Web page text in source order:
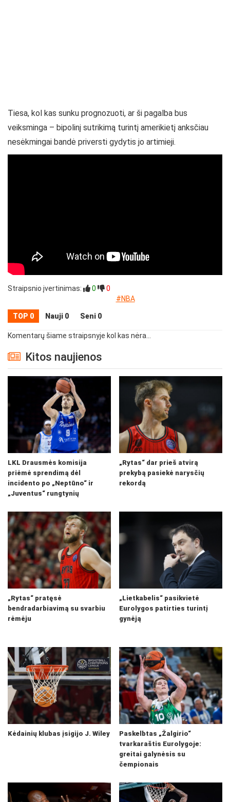
Tiesa, kol kas sunku prognozuoti, ar ši pagalba bus
veiksminga – bipolinį sutrikimą turintį amerikietį anksčiau
nesėkmingai bandė priversti gydytis jo artimieji.
Straipsnio įvertinimas: 0
0
#NBA
TOP 0 Nauji 0 Seni 0
Komentarų šiame straipsnyje kol kas nėra...
Kitos naujienos
LKL Drausmės komisija
priėmė sprendimą dėl
incidento po „Neptūno“ ir
„Juventus“ rungtynių
„Rytas“ dar prieš atvirą
prekybą pasiekė narysčių
rekordą
„Rytas“ pratęsė
bendradarbiavimą su svarbiu
rėmėju
„Lietkabelis“ pasikvietė
Eurolygos patirties turintį
gynėją
Kėdainių klubas įsigijo J. Wiley
Paskelbtas „Žalgirio“
tvarkaraštis Eurolygoje:
greitai galynėsis su
čempionais